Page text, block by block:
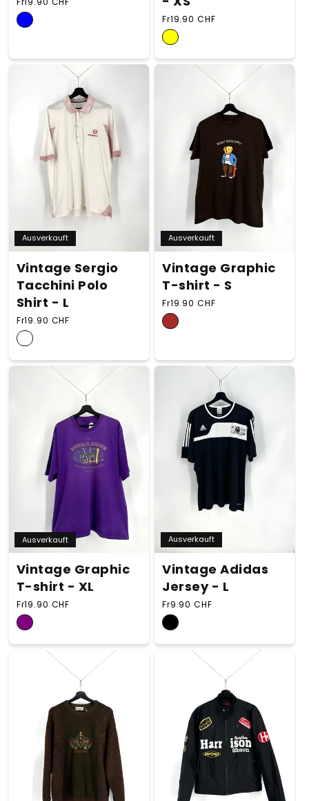
Normaler Preis
Fr19.90 CHF
Ausverkauft
Vintage Sergio
Tacchini Polo
Shirt - L
Normaler Preis
Fr19.90 CHF
Ausverkauft
Vintage Graphic
T-shirt - S
Normaler Preis
Fr19.90 CHF
Ausverkauft
Vintage Graphic
T-shirt - XL
Normaler Preis
Fr19.90 CHF
Ausverkauft
Vintage Adidas
Jersey - L
Normaler Preis
Fr9.90 CHF